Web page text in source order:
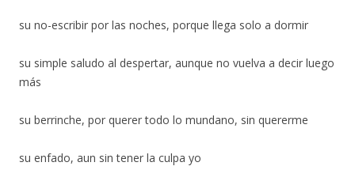
su no-escribir por las noches, porque llega solo a dormir
su simple saludo al despertar, aunque no vuelva a decir luego
más
su berrinche, por querer todo lo mundano, sin quererme
su enfado, aun sin tener la culpa yo